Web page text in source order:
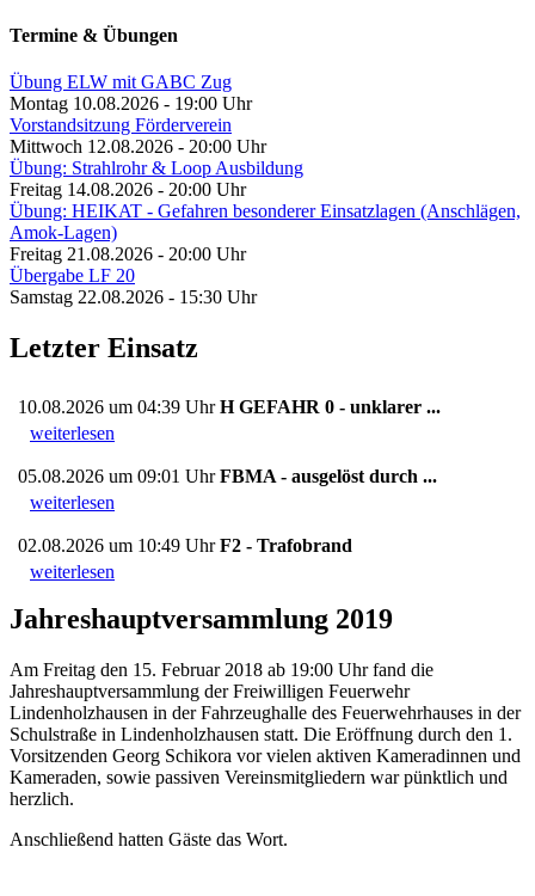
Termine & Übungen
Übung ELW mit GABC Zug
Montag 10.08.2026 - 19:00 Uhr
Vorstandsitzung Förderverein
Mittwoch 12.08.2026 - 20:00 Uhr
Übung: Strahlrohr & Loop Ausbildung
Freitag 14.08.2026 - 20:00 Uhr
Übung: HEIKAT - Gefahren besonderer Einsatzlagen (Anschlägen,
Amok-Lagen)
Freitag 21.08.2026 - 20:00 Uhr
Übergabe LF 20
Samstag 22.08.2026 - 15:30 Uhr
Letzter Einsatz
10.08.2026 um 04:39 UhrH GEFAHR 0 - unklarer ...
weiterlesen
05.08.2026 um 09:01 UhrFBMA - ausgelöst durch ...
weiterlesen
02.08.2026 um 10:49 UhrF2 - Trafobrand
weiterlesen
Jahreshauptversammlung 2019
Am Freitag den 15. Februar 2018 ab 19:00 Uhr fand die
Jahreshauptversammlung der Freiwilligen Feuerwehr
Lindenholzhausen in der Fahrzeughalle des Feuerwehrhauses in der
Schulstraße in Lindenholzhausen statt. Die Eröffnung durch den 1.
Vorsitzenden Georg Schikora vor vielen aktiven Kameradinnen und
Kameraden, sowie passiven Vereinsmitgliedern war pünktlich und
herzlich.
Anschließend hatten Gäste das Wort.